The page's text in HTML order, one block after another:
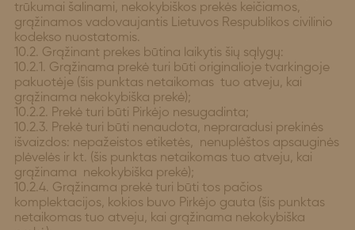
trūkumai šalinami, nekokybiškos prekės keičiamos,
grąžinamos vadovaujantis Lietuvos Respublikos civilinio
kodekso nuostatomis.
10.2. Grąžinant prekes būtina laikytis šių sąlygų:
10.2.1. Grąžinama prekė turi būti originalioje tvarkingoje
pakuotėje (šis punktas netaikomas tuo atveju, kai
grąžinama nekokybiška prekė);
10.2.2. Prekė turi būti Pirkėjo nesugadinta;
10.2.3. Prekė turi būti nenaudota, nepraradusi prekinės
išvaizdos: nepažeistos etiketės, nenuplėštos apsauginės
plėvelės ir kt. (šis punktas netaikomas tuo atveju, kai
grąžinama nekokybiška prekė);
10.2.4. Grąžinama prekė turi būti tos pačios
komplektacijos, kokios buvo Pirkėjo gauta (šis punktas
netaikomas tuo atveju, kai grąžinama nekokybiška